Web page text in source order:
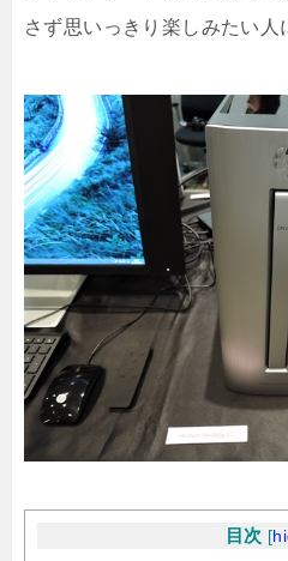
さず思いっきり楽しみたい人
目次 [